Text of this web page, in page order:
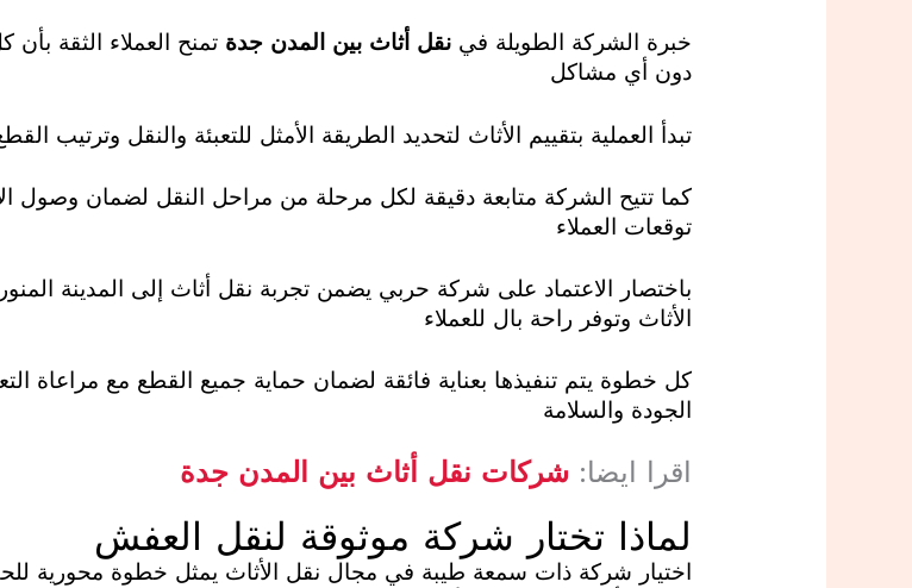
خبرة الشركة الطويلة فينقل أثاث بين المدن جدة تمنح العملاء الثقة
دون أي مشاكل
تبدأ العملية بتقييم الأثاث لتحديد الطريقة الأمثل للتعبئة والنقل وترتيب
كما تتيح الشركة متابعة دقيقة لكل مرحلة من مراحل النقل لضمان وصول
توقعات العملاء
باختصار الاعتماد على شركة حربي يضمن تجربة نقل أثاث إلى المدينة
الأثاث وتوفر راحة بال للعملاء
كل خطوة يتم تنفيذها بعناية فائقة لضمان حماية جميع القطع مع مراعاة
الجودة والسلامة
اقرا ايضا:شركات نقل أثاث بين المدن جدة
لماذا تختار شركة موثوقة لنقل العفش
اختيار شركة ذات سمعة طيبة في مجال نقل الأثاث يمثل خطوة محورية